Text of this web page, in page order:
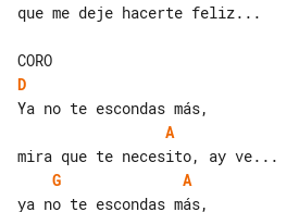
que me deje hacerte feliz...
D
A
G
A